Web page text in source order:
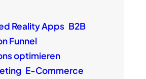
Reality Apps B2B
Funnel
optimieren
E-Commerce